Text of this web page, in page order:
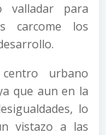
valladar para
carcome los
urbano
que aun en la
lo
vistazo a las